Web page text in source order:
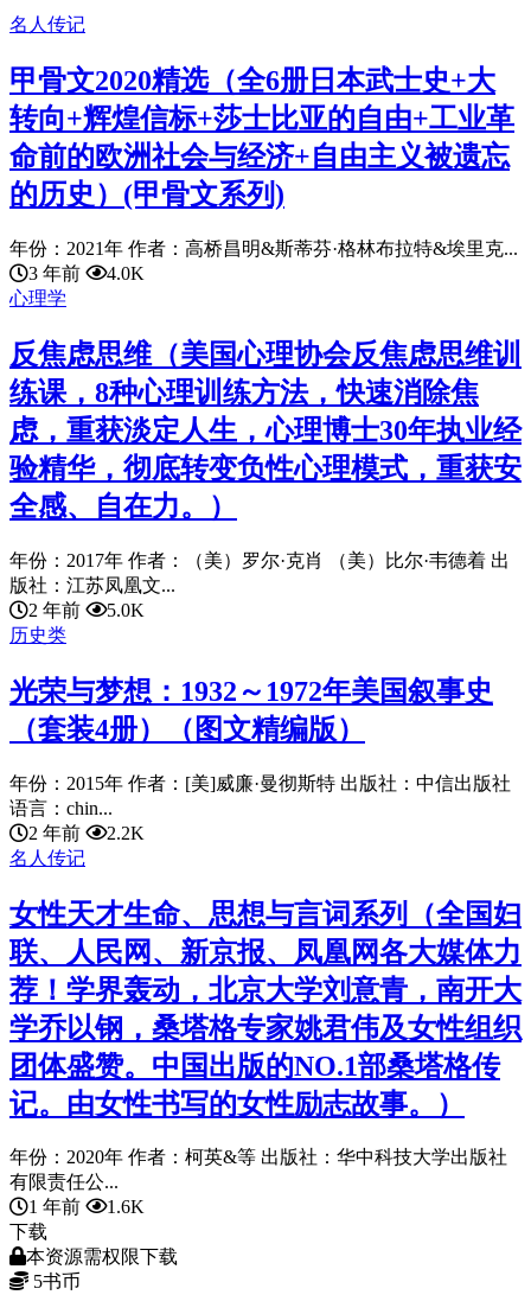
名人传记
甲骨文2020精选（全6册日本武士史+大
转向+辉煌信标+莎士比亚的自由+工业革
命前的欧洲社会与经济+自由主义被遗忘
的历史）(甲骨文系列)
年份：2021年 作者：高桥昌明&斯蒂芬·格林布拉特&埃里克...
3 年前
4.0K
心理学
反焦虑思维（美国心理协会反焦虑思维训
练课，8种心理训练方法，快速消除焦
虑，重获淡定人生，心理博士30年执业经
验精华，彻底转变负性心理模式，重获安
全感、自在力。）
年份：2017年 作者：（美）罗尔·克肖 （美）比尔·韦德着 出
版社：江苏凤凰文...
2 年前
5.0K
历史类
光荣与梦想：1932～1972年美国叙事史
（套装4册）（图文精编版）
年份：2015年 作者：[美]威廉·曼彻斯特 出版社：中信出版社
语言：chin...
2 年前
2.2K
名人传记
女性天才生命、思想与言词系列（全国妇
联、人民网、新京报、凤凰网各大媒体力
荐！学界轰动，北京大学刘意青，南开大
学乔以钢，桑塔格专家姚君伟及女性组织
团体盛赞。中国出版的NO.1部桑塔格传
记。由女性书写的女性励志故事。）
年份：2020年 作者：柯英&等 出版社：华中科技大学出版社
有限责任公...
1 年前
1.6K
下载
本资源需权限下载
5书币